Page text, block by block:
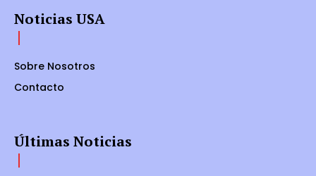
Noticias USA
Sobre Nosotros
Contacto
Últimas Noticias